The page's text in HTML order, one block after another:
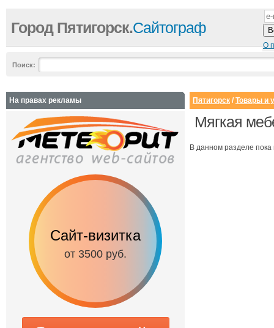
О
Город Пятигорск.Сайтограф
Поиск:
Пятигорск / Товары и
Мягкая
В данном разделе
На правах рекламы
Сайт-визитка
от 3500 руб.